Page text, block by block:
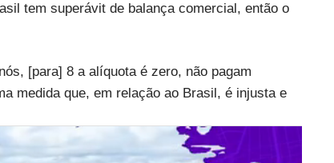
tem superávit de balança comercial, então o
[para] 8 a alíquota é zero, não pagam
medida que, em relação ao Brasil, é injusta e